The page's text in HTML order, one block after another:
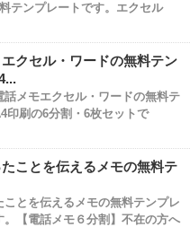
テンプレートです。エクセル
クセル・ワードの無料テン
話メモエクセル・ワードの無料テ
印刷の6分割・6枚セットで
ことを伝えるメモの無料テ
ことを伝えるメモの無料テンプレ
。【電話メモ６分割】不在の方へ